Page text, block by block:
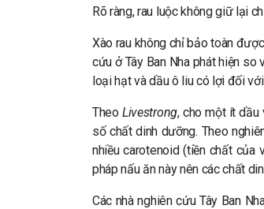
Rõ ràng, rau luộc không giữ lại
Xào rau không chỉ bảo toàn
cứu ở Tây Ban Nha phát hiện
loại hạt và dầu ô liu có lợi đối
TheoLivestrong, cho một ít dầu
số chất dinh dưỡng. Theo
nhiều carotenoid (tiền chất
pháp nấu ăn này nên các chất
Các nhà nghiên cứu Tây Ban